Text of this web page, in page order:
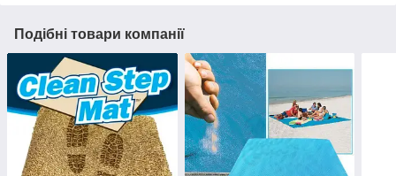
Подібні товари компанії